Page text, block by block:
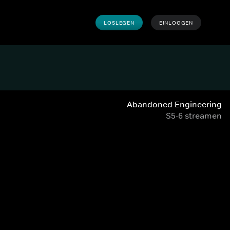
LOSLEGEN EINLOGGEN
Abandoned Engineering
S5-6 streamen